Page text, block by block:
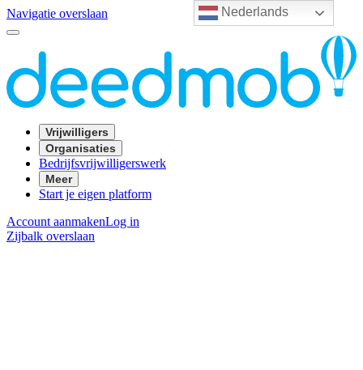
Nederlands
Navigatie overslaan
Vrijwilligers
Organisaties
Bedrijfsvrijwilligerswerk
Meer
Start je eigen platform
Account aanmakenLog in
Zijbalk overslaan